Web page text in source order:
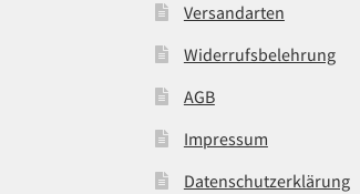
Versandarten
Widerrufsbelehrung
AGB
Impressum
Datenschutzerklärung